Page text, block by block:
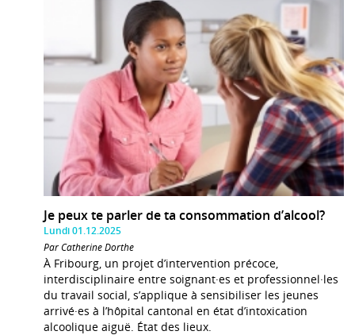
Je peux te parler de ta consommation d’alcool?
Lundi 01.12.2025
Par Catherine Dorthe
À Fribourg, un projet d’intervention précoce,
interdisciplinaire entre soignant·es et professionnel·les
du travail social, s’applique à sensibiliser les jeunes
arrivé·es à l’hôpital cantonal en état d’intoxication
alcoolique aiguë. État des lieux.